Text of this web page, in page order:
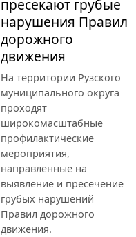
пресекают грубые
нарушения Правил
дорожного
движения
На территории Рузского
муниципального округа
проходят
широкомасштабные
профилактические
мероприятия,
направленные на
выявление и пресечение
грубых нарушений
Правил дорожного
движения.